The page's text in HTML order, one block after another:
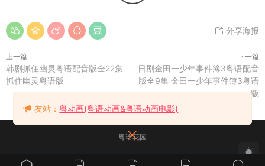
分享海报
上一篇
韩剧抓住幽灵粤语配音版全22集
抓住幽灵粤语版
下一篇
日剧金田一少年事件簿3粤语配音
版全9集 金田一少年事件簿3粤语
版
粤语花园
友站：粤动画(粤语动画&粤语动画电影)